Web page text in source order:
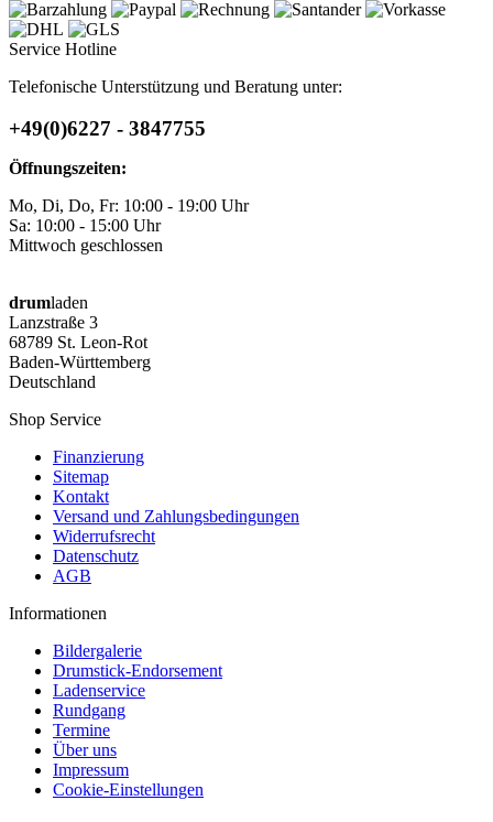
Service Hotline
Telefonische Unterstützung und Beratung unter:
+49(0)6227 - 3847755
Öffnungszeiten:
Mo, Di, Do, Fr: 10:00 - 19:00 Uhr
Sa: 10:00 - 15:00 Uhr
Mittwoch geschlossen
drumladen
Lanzstraße 3
68789 St. Leon-Rot
Baden-Württemberg
Deutschland
Shop Service
Finanzierung
Sitemap
Kontakt
Versand und Zahlungsbedingungen
Widerrufsrecht
Datenschutz
AGB
Informationen
Bildergalerie
Drumstick-Endorsement
Ladenservice
Rundgang
Termine
Über uns
Impressum
Cookie-Einstellungen